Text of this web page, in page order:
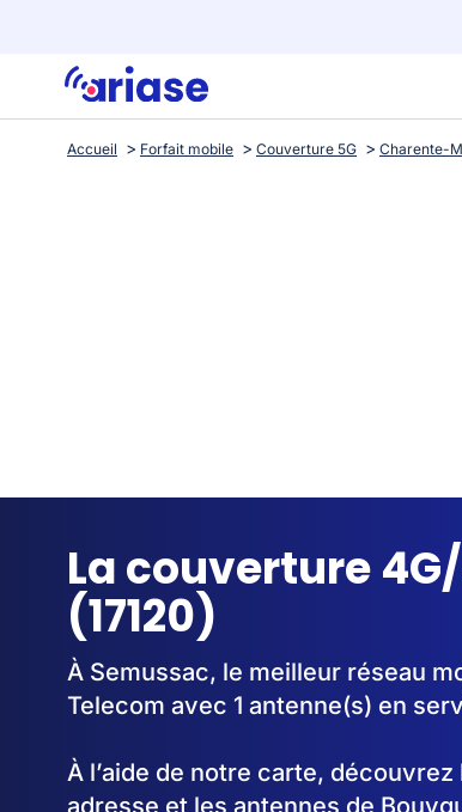
Accueil Forfait mobile Couverture 5G Charente-
La couverture
(17120)
À Semussac, le meilleur réseau
Telecom avec 1 antenne(s) en
À l’aide de notre carte,
adresse et les antennes de